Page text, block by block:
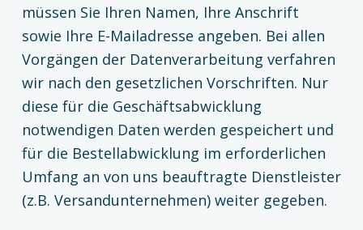
müssen Sie Ihren Namen, Ihre Anschrift
sowie Ihre E-Mailadresse angeben. Bei allen
Vorgängen der Datenverarbeitung verfahren
wir nach den gesetzlichen Vorschriften. Nur
diese für die Geschäftsabwicklung
notwendigen Daten werden gespeichert und
für die Bestellabwicklung im erforderlichen
Umfang an von uns beauftragte Dienstleister
(z.B. Versandunternehmen) weiter gegeben.